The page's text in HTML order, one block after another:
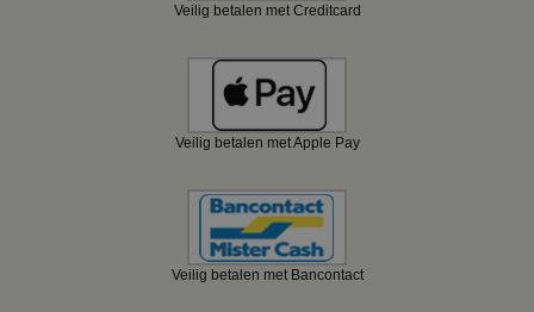
Veilig betalen met Creditcard
Veilig betalen met Apple Pay
Veilig betalen met Bancontact